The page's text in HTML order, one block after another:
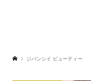
ジバンシイ ビューティー